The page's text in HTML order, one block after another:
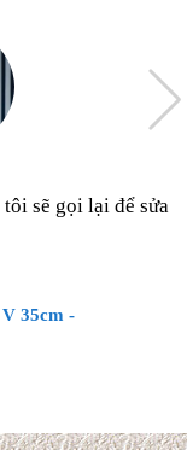
sẽ gọi lại để sửa
35cm -
dựng & Hoàn
mái Thái 2027